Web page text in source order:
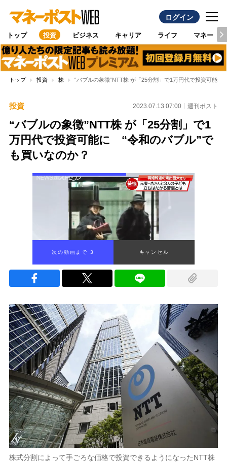
ログイン
トップ 投資 ビジネス キャリア ライフ マネー
トップ 投資 株 “バブルの象徴”NTT株 が「25分割」で1万円代で投資可能
投資 2023.07.13 07:00 週刊ポスト
“バブルの象徴”NTT株 が「25分割」で1
万円代で投資可能に “令和のバブル”で
も買いなのか？
次の動画まで 2 キャンセル
株式分割によって手ごろな価格で投資できるようになったNTT株